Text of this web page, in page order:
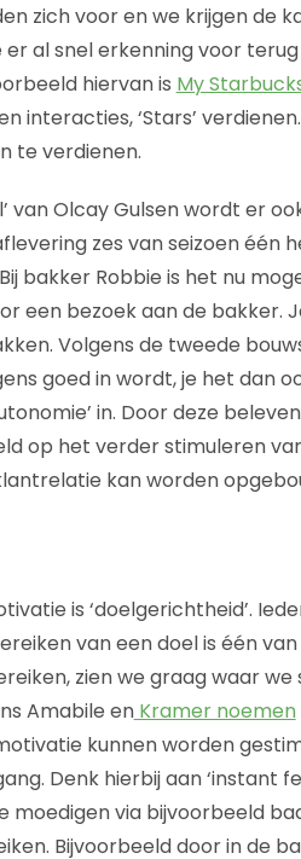
zich voor en we krijgen de
er al snel erkenning voor
hiervan is My
‘Stars’ verdienen.
te verdienen.
van Olcay Gulsen wordt er
zes van seizoen één
bakker Robbie is het nu
een bezoek aan de bakker.
Volgens de tweede
goed in wordt, je het dan
in. Door deze
op het verder stimuleren
kan worden
is ‘doelgerichtheid’.
van een doel is één
zien we graag waar
Amabile enKramer noemen
kunnen worden
Denk hierbij aan ‘instant
via bijvoorbeeld
Bijvoorbeeld door in de